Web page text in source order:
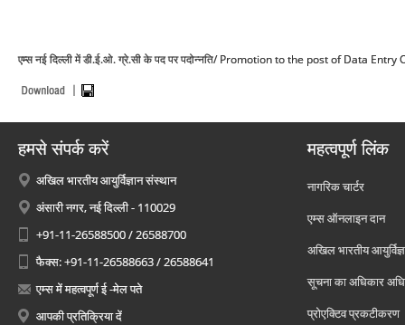
एम्स नई दिल्ली में डी.ई.ओ. ग्रे.सी के पद पर पदोन्नति/ Promotion to the post of Data
हमसे संपर्क करें
अखिल भारतीय आयुर्विज्ञान संस्थान
अंसारी नगर, नई दिल्ली - 110029
+91-11-26588500 / 26588700
फैक्स: +91-11-26588663 / 26588641
एम्स में महत्वपूर्ण ई -मेल पते
आपकी प्रतिक्रिया दें
महत्वपूर्ण लिंक
नागरिक चार्टर
एम्स ऑनलाइन दान
अखिल भारतीय
सूचना का अधिकार
प्रोएक्टिव प्रकटीकरण